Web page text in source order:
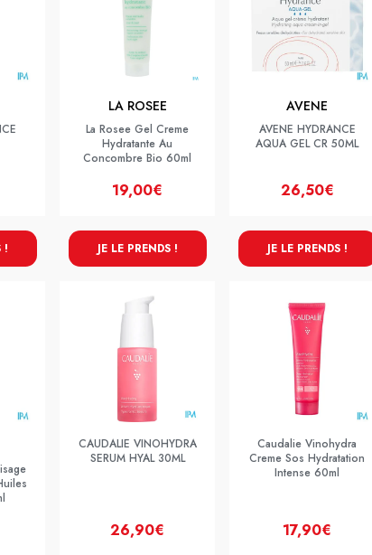
!
LA ROSEE
La Rosee Gel Creme
Hydratante Au
Concombre Bio 60ml
19,00€
JE LE PRENDS !
AVENE
AVENE HYDRANCE
AQUA GEL CR 50ML
26,50€
JE LE PRENDS !
CAUDALIE VINOHYDRA
SERUM HYAL 30ML
26,90€
Caudalie Vinohydra
Creme Sos Hydratation
Intense 60ml
17,90€